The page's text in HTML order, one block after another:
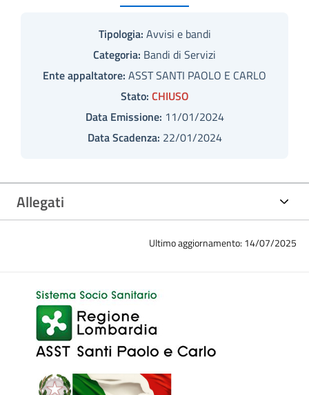
Tipologia: Avvisi e bandi
Categoria: Bandi di Servizi
Ente appaltatore: ASST SANTI PAOLO E CARLO
Stato: CHIUSO
Data Emissione: 11/01/2024
Data Scadenza: 22/01/2024
Allegati
Ultimo aggiornamento: 14/07/2025